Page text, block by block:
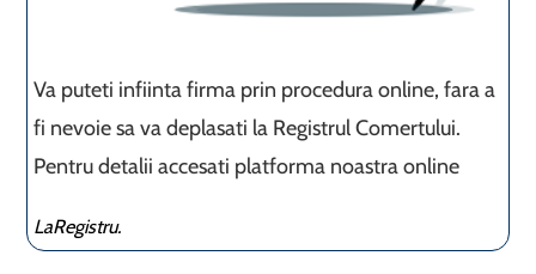
Va puteti infiinta firma prin procedura online, fara a
fi nevoie sa va deplasati la Registrul Comertului.
Pentru detalii accesati platforma noastra online
LaRegistru.